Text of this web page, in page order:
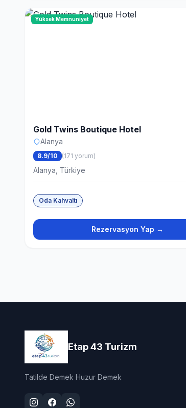
Yüksek Memnuniyet
Gold Twins Boutique Hotel
Alanya
8.9/10 (171 yorum)
Alanya, Türkiye
Oda Kahvaltı
Rezervasyon Yap →
Etap 43 Turizm
Tatilde Demek Huzur Demek